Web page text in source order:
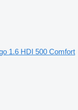
1.6 HDI 500 Comfort